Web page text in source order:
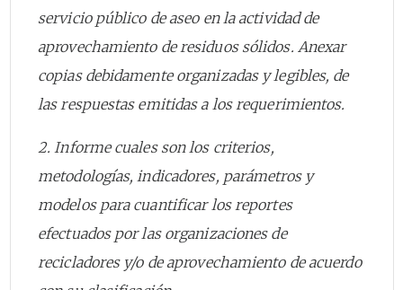
servicio público de aseo en la actividad de
aprovechamiento de residuos sólidos. Anexar
copias debidamente organizadas y legibles, de
las respuestas emitidas a los requerimientos.
2. Informe cuales son los criterios,
metodologías, indicadores, parámetros y
modelos para cuantificar los reportes
efectuados por las organizaciones de
recicladores y/o de aprovechamiento de acuerdo